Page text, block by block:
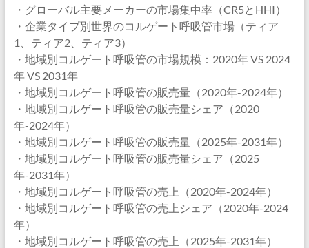
・グローバル主要メーカーの市場集中率（CR5とHHI）
・企業タイプ別世界のコルゲート呼吸管市場（ティア
1、ティア2、ティア3）
・地域別コルゲート呼吸管の市場規模：2020年 VS 2024
年 VS 2031年
・地域別コルゲート呼吸管の販売量（2020年-2024年）
・地域別コルゲート呼吸管の販売量シェア（2020
年-2024年）
・地域別コルゲート呼吸管の販売量（2025年-2031年）
・地域別コルゲート呼吸管の販売量シェア（2025
年-2031年）
・地域別コルゲート呼吸管の売上（2020年-2024年）
・地域別コルゲート呼吸管の売上シェア（2020年-2024
年）
・地域別コルゲート呼吸管の売上（2025年-2031年）